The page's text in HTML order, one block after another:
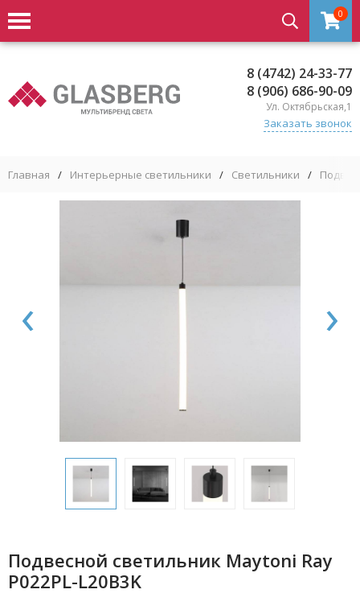
0
8 (4742) 24-33-77
8 (906) 686-90-09
Ул. Октябрьская,1
Заказать звонок
Главная / Интерьерные светильники / Светильники /
‹ ›
Подвесной светильник Maytoni Ray
P022PL-L20B3K